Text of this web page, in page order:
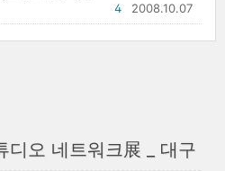
2008.10.07
4
오 네트워크展 _ 대구